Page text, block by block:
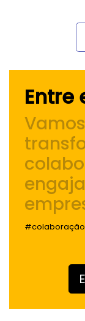
Entre